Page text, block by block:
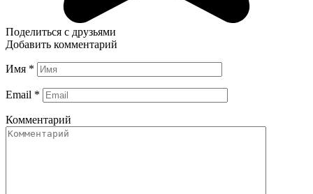
Поделиться с друзьями
Добавить комментарий
Имя *
Email *
Комментарий